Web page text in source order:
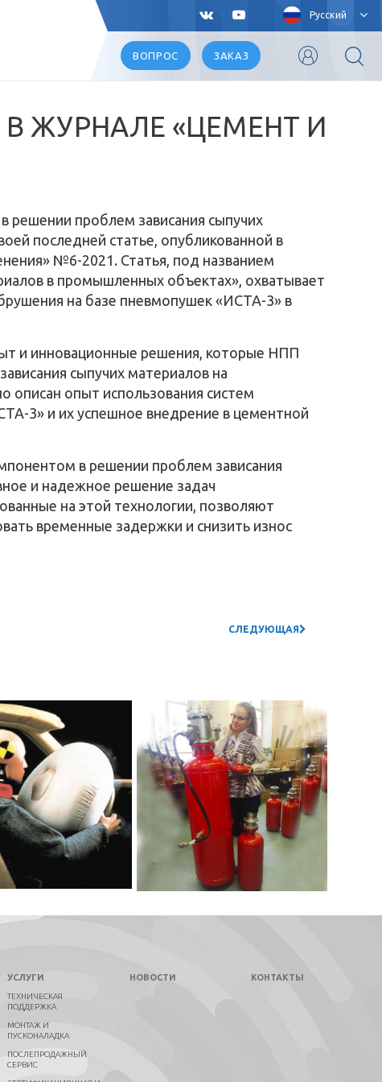
Русский
ВОПРОС ЗАКАЗ
ЖУРНАЛЕ «ЦЕМЕНТ И
проблем зависания сыпучих
последней статье, опубликованной в
№6-2021. Статья, под названием
в промышленных объектах», охватывает
на базе пневмопушек «ИСТА-3» в
и инновационные решения, которые НПП
сыпучих материалов на
опыт использования систем
3» и их успешное внедрение в цементной
в решении проблем зависания
и надежное решение задач
на этой технологии, позволяют
временные задержки и снизить износ
СЛЕДУЮЩАЯ
УСЛУГИ
ТЕХНИЧЕСКАЯ
ПОДДЕРЖКА
МОНТАЖ И
ПУСКОНАЛАДКА
ПОСЛЕПРОДАЖНЫЙ
СЕРВИС
НОВОСТИ КОНТАКТЫ